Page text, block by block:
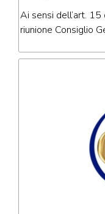
Ai sensi dell’art.
riunione Consiglio